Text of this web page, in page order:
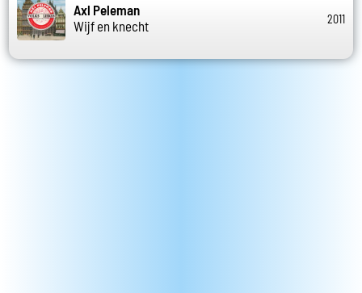
Axl Peleman
Wijf en knecht
2011